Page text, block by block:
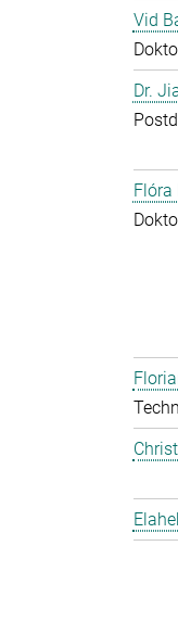
Vid
Dr.
Flóra